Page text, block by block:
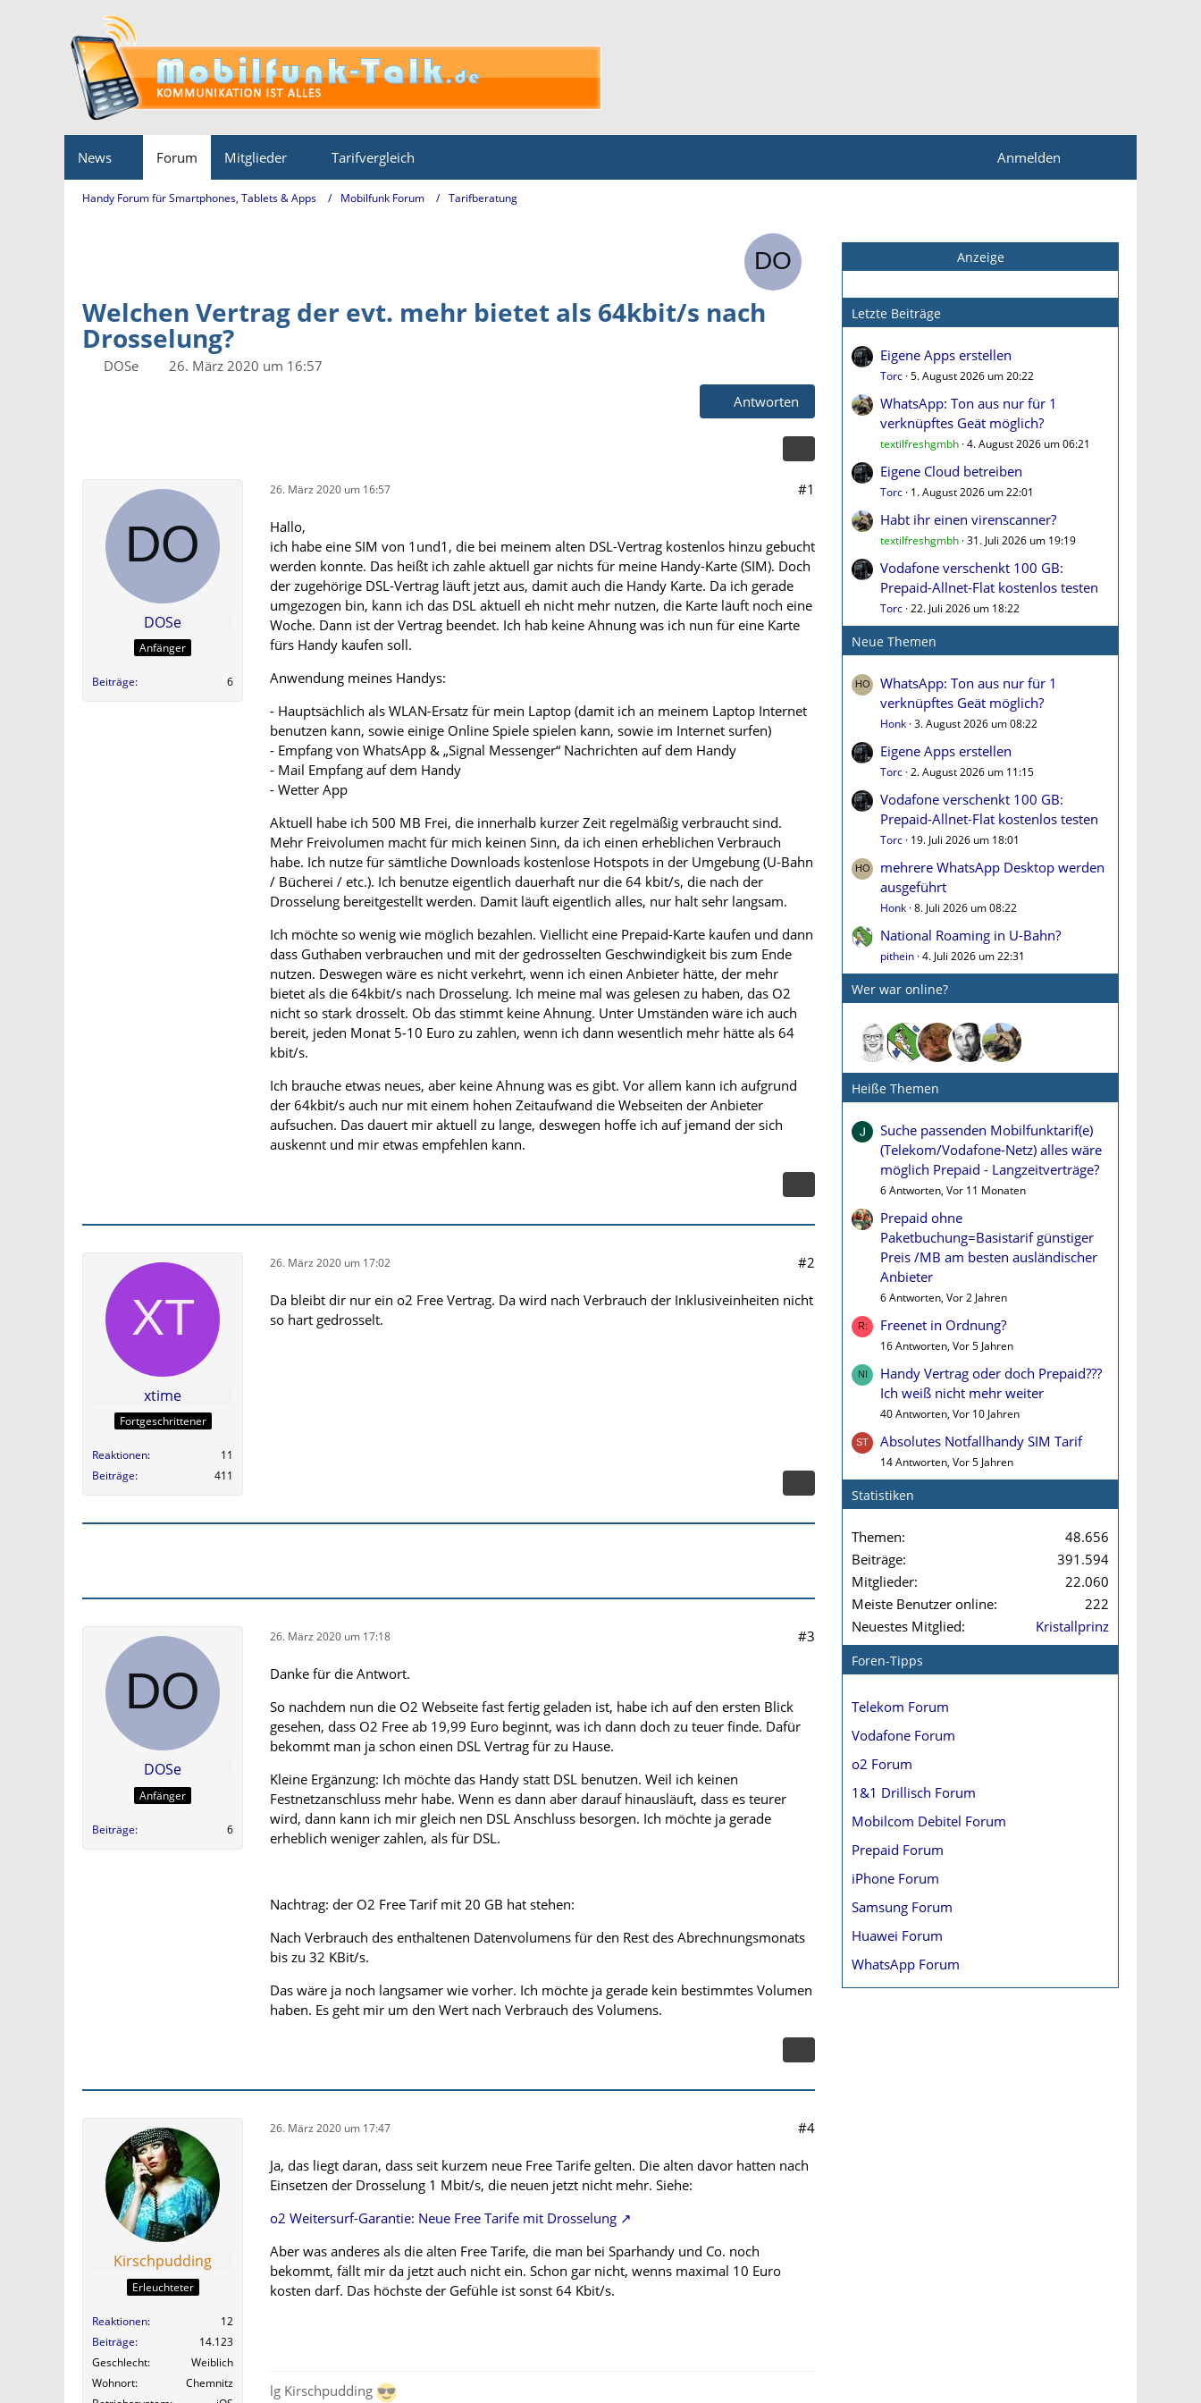
News Forum Mitglieder Tarifvergleich Anmelden
Handy Forum für Smartphones, Tablets & Apps Mobilfunk Forum Tarifberatung
Welchen Vertrag der evt. mehr bietet als 64kbit/s nach
Drosselung?
DOSe
26. März 2020 um 16:57
Antworten
DOSe
Anfänger
Beiträge 6
26. März 2020 um 16:57 #1
Hallo,
ich habe eine SIM von 1und1, die bei meinem alten DSL-Vertrag kostenlos hinzu gebucht
werden konnte. Das heißt ich zahle aktuell gar nichts für meine Handy-Karte (SIM). Doch
der zugehörige DSL-Vertrag läuft jetzt aus, damit auch die Handy Karte. Da ich gerade
umgezogen bin, kann ich das DSL aktuell eh nicht mehr nutzen, die Karte läuft noch eine
Woche. Dann ist der Vertrag beendet. Ich hab keine Ahnung was ich nun für eine Karte
fürs Handy kaufen soll.
Anwendung meines Handys:
- Hauptsächlich als WLAN-Ersatz für mein Laptop (damit ich an meinem Laptop Internet
benutzen kann, sowie einige Online Spiele spielen kann, sowie im Internet surfen)
- Empfang von WhatsApp & „Signal Messenger“ Nachrichten auf dem Handy
- Mail Empfang auf dem Handy
- Wetter App
Aktuell habe ich 500 MB Frei, die innerhalb kurzer Zeit regelmäßig verbraucht sind.
Mehr Freivolumen macht für mich keinen Sinn, da ich einen erheblichen Verbrauch
habe. Ich nutze für sämtliche Downloads kostenlose Hotspots in der Umgebung (U-Bahn
/ Bücherei / etc.). Ich benutze eigentlich dauerhaft nur die 64 kbit/s, die nach der
Drosselung bereitgestellt werden. Damit läuft eigentlich alles, nur halt sehr langsam.
Ich möchte so wenig wie möglich bezahlen. Viellicht eine Prepaid-Karte kaufen und dann
dass Guthaben verbrauchen und mit der gedrosselten Geschwindigkeit bis zum Ende
nutzen. Deswegen wäre es nicht verkehrt, wenn ich einen Anbieter hätte, der mehr
bietet als die 64kbit/s nach Drosselung. Ich meine mal was gelesen zu haben, das O2
nicht so stark drosselt. Ob das stimmt keine Ahnung. Unter Umständen wäre ich auch
bereit, jeden Monat 5-10 Euro zu zahlen, wenn ich dann wesentlich mehr hätte als 64
kbit/s.
Ich brauche etwas neues, aber keine Ahnung was es gibt. Vor allem kann ich aufgrund
der 64kbit/s auch nur mit einem hohen Zeitaufwand die Webseiten der Anbieter
aufsuchen. Das dauert mir aktuell zu lange, deswegen hoffe ich auf jemand der sich
auskennt und mir etwas empfehlen kann.
xtime
Fortgeschrittener
Reaktionen
11
Beiträge
411
26. März 2020 um 17:02 #2
Da bleibt dir nur ein o2 Free Vertrag. Da wird nach Verbrauch der Inklusiveinheiten nicht
so hart gedrosselt.
DOSe
Anfänger
Beiträge 6
26. März 2020 um 17:18 #3
Danke für die Antwort.
So nachdem nun die O2 Webseite fast fertig geladen ist, habe ich auf den ersten Blick
gesehen, dass O2 Free ab 19,99 Euro beginnt, was ich dann doch zu teuer finde. Dafür
bekommt man ja schon einen DSL Vertrag für zu Hause.
Kleine Ergänzung: Ich möchte das Handy statt DSL benutzen. Weil ich keinen
Festnetzanschluss mehr habe. Wenn es dann aber darauf hinausläuft, dass es teurer
wird, dann kann ich mir gleich nen DSL Anschluss besorgen. Ich möchte ja gerade
erheblich weniger zahlen, als für DSL.
Nachtrag: der O2 Free Tarif mit 20 GB hat stehen:
Nach Verbrauch des enthaltenen Datenvolumens für den Rest des Abrechnungsmonats
bis zu 32 KBit/s.
Das wäre ja noch langsamer wie vorher. Ich möchte ja gerade kein bestimmtes Volumen
haben. Es geht mir um den Wert nach Verbrauch des Volumens.
Kirschpudding
Erleuchteter
Reaktionen
12
Beiträge
14.123
Geschlecht
Weiblich
Wohnort
Chemnitz
26. März 2020 um 17:47 #4
Ja, das liegt daran, dass seit kurzem neue Free Tarife gelten. Die alten davor hatten nach
Einsetzen der Drosselung 1 Mbit/s, die neuen jetzt nicht mehr. Siehe:
o2 Weitersurf-Garantie: Neue Free Tarife mit Drosselung
Aber was anderes als die alten Free Tarife, die man bei Sparhandy und Co. noch
bekommt, fällt mir da jetzt auch nicht ein. Schon gar nicht, wenns maximal 10 Euro
kosten darf. Das höchste der Gefühle ist sonst 64 Kbit/s.
lg Kirschpudding
Anzeige
Letzte Beiträge
Eigene Apps erstellen
Torc 5. August 2026 um 20:22
WhatsApp: Ton aus nur für 1
verknüpftes Geät möglich?
textilfreshgmbh 4. August 2026 um 06:21
Eigene Cloud betreiben
Torc 1. August 2026 um 22:01
Habt ihr einen virenscanner?
textilfreshgmbh 31. Juli 2026 um 19:19
Vodafone verschenkt 100 GB:
Prepaid-Allnet-Flat kostenlos testen
Torc 22. Juli 2026 um 18:22
Neue Themen
WhatsApp: Ton aus nur für 1
verknüpftes Geät möglich?
Honk 3. August 2026 um 08:22
Eigene Apps erstellen
Torc 2. August 2026 um 11:15
Vodafone verschenkt 100 GB:
Prepaid-Allnet-Flat kostenlos testen
Torc 19. Juli 2026 um 18:01
mehrere WhatsApp Desktop werden
ausgeführt
Honk 8. Juli 2026 um 08:22
National Roaming in U-Bahn?
pithein 4. Juli 2026 um 22:31
Wer war online?
Heiße Themen
Suche passenden Mobilfunktarif(e)
(Telekom/Vodafone-Netz) alles wäre
möglich Prepaid - Langzeitverträge?
6 Antworten, Vor 11 Monaten
Prepaid ohne
Paketbuchung=Basistarif günstiger
Preis /MB am besten ausländischer
Anbieter
6 Antworten, Vor 2 Jahren
Freenet in Ordnung?
16 Antworten, Vor 5 Jahren
Handy Vertrag oder doch Prepaid???
Ich weiß nicht mehr weiter
40 Antworten, Vor 10 Jahren
Absolutes Notfallhandy SIM Tarif
14 Antworten, Vor 5 Jahren
Statistiken
Themen
48.656
Beiträge
391.594
Mitglieder
22.060
Meiste Benutzer online
222
Neuestes Mitglied
Kristallprinz
Foren-Tipps
Telekom Forum
Vodafone Forum
o2 Forum
1&1 Drillisch Forum
Mobilcom Debitel Forum
Prepaid Forum
iPhone Forum
Samsung Forum
Huawei Forum
WhatsApp Forum